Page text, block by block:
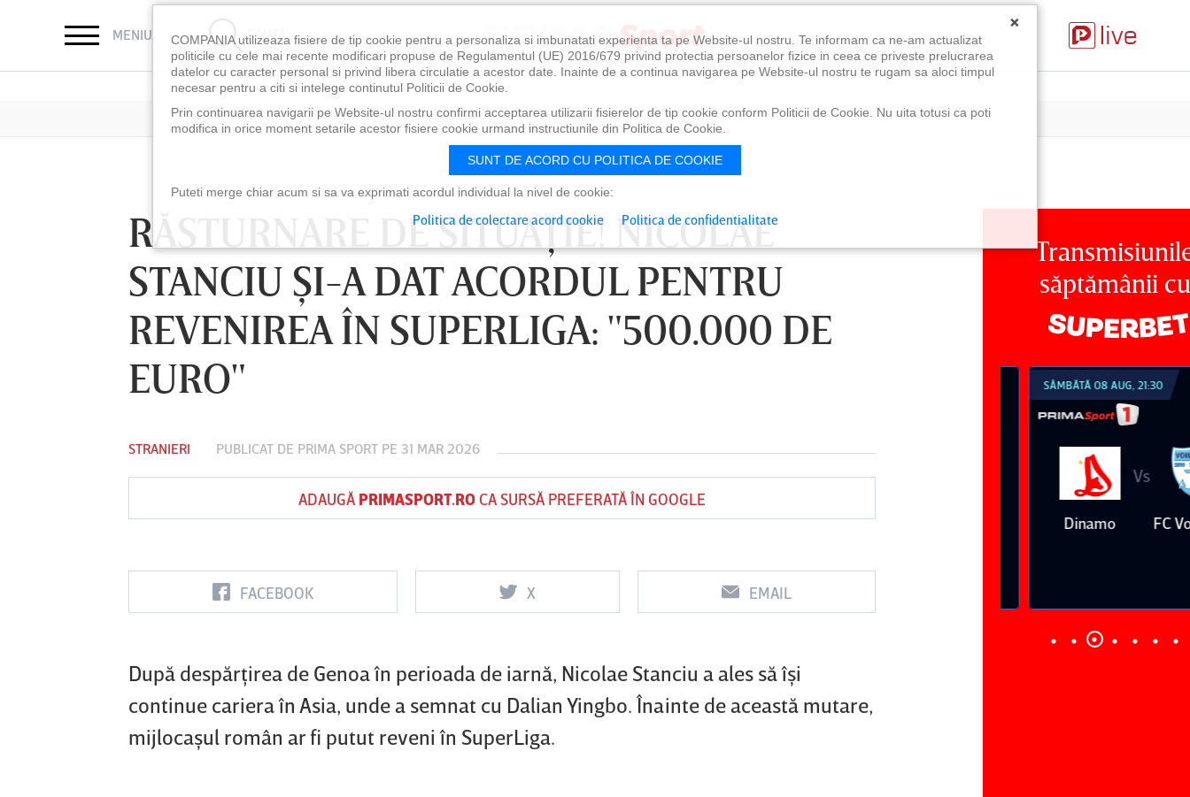
MENIU CAUTĂ
RĂSTURNARE DE SITUAŢIE! NICOLAE
STANCIU ŞI-A DAT ACORDUL PENTRU
REVENIREA ÎN SUPERLIGA: "500.000 DE
EURO"
STRANIERI PUBLICAT DE PRIMA SPORT PE 31 MAR 2026
ADAUGĂ PRIMASPORT.ROCA SURSĂ PREFERATĂ ÎN GOOGLE
FACEBOOK X EMAIL
După despărţirea de Genoa în perioada de iarnă, Nicolae Stanciu a ales să îşi
continue cariera în Asia, unde a semnat cu Dalian Yingbo. Înainte de această mutare,
mijlocaşul român ar fi putut reveni în SuperLiga.
săptămânii cu
LUNI 10 AUG, 18:30
FC Botoşani
Vs
Corvinul
Sepsi OSK Sf
Vs
FCSB UTA Arad
Vs
Rapid
Farul
Vs
SÂMBĂTĂ 08 AUG, 21:30
Dinamo
Vs
FC
×
COMPANIA utilizeaza fisiere de tip cookie pentru a personaliza si imbunatati experienta ta pe Website-ul nostru. Te informam ca ne-am actualizat
politicile cu cele mai recente modificari propuse de Regulamentul (UE) 2016/679 privind protectia persoanelor fizice in ceea ce priveste prelucrarea
datelor cu caracter personal si privind libera circulatie a acestor date. Inainte de a continua navigarea pe Website-ul nostru te rugam sa aloci timpul
necesar pentru a citi si intelege continutul Politicii de Cookie.
Prin continuarea navigarii pe Website-ul nostru confirmi acceptarea utilizarii fisierelor de tip cookie conform Politicii de Cookie. Nu uita totusi ca poti
modifica in orice moment setarile acestor fisiere cookie urmand instructiunile din Politica de Cookie.
SUNT DE ACORD CU POLITICA DE COOKIE
Puteti merge chiar acum si sa va exprimati acordul individual la nivel de cookie:
Politica de colectare acord cookie Politica de confidentialitate